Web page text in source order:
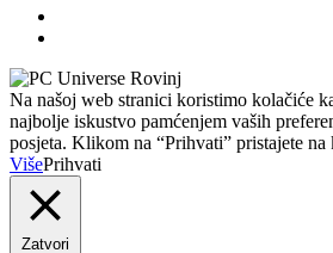
Na našoj web stranici koristimo kolačiće
najbolje iskustvo pamćenjem vaših
posjeta. Klikom na “Prihvati” pristajete na
VišePrihvati
Zatvori